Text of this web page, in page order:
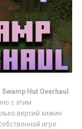
Swamp Hut Overhaul
с этим
версий хижин
игре.